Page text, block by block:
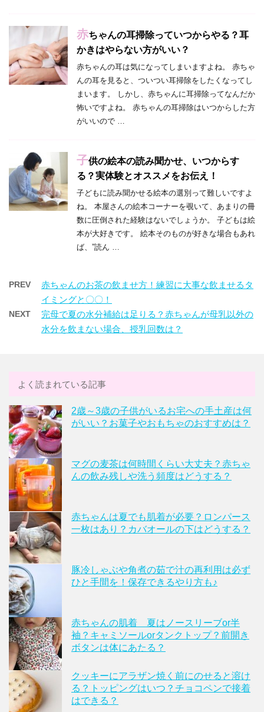
赤ちゃんの耳掃除っていつからやる？耳
かきはやらない方がいい？
赤ちゃんの耳は気になってしまいますよね。 赤ちゃ
んの耳を見ると、ついつい耳掃除をしたくなってし
まいます。 しかし、赤ちゃんに耳掃除ってなんだか
怖いですよね。 赤ちゃんの耳掃除はいつからした方
がいいので …
子供の絵本の読み聞かせ、いつからす
る？実体験とオススメをお伝え！
子どもに読み聞かせる絵本の選別って難しいですよ
ね。 本屋さんの絵本コーナーを覗いて、あまりの冊
数に圧倒された経験はないでしょうか。 子どもは絵
本が大好きです。 絵本そのものが好きな場合もあれ
ば、”読ん …
PREV
赤ちゃんのお茶の飲ませ方！練習に大事な飲ませるタ
イミングと〇〇！
NEXT
完母で夏の水分補給は足りる？赤ちゃんが母乳以外の
水分を飲まない場合、授乳回数は？
よく読まれている記事
2歳～3歳の子供がいるお宅への手土産は何
がいい？お菓子やおもちゃのおすすめは？
マグの麦茶は何時間くらい大丈夫？赤ちゃ
んの飲み残しや洗う頻度はどうする？
赤ちゃんは夏でも肌着が必要？ロンパース
一枚はあり？カバオールの下はどうする？
豚冷しゃぶや角煮の茹で汁の再利用は必ず
ひと手間を！保存できるやり方も♪
赤ちゃんの肌着 夏はノースリーブor半
袖？キャミソールorタンクトップ？前開き
ボタンは体にあたる？
クッキーにアラザン焼く前にのせると溶け
る？トッピングはいつ？チョコペンで接着
はできる？